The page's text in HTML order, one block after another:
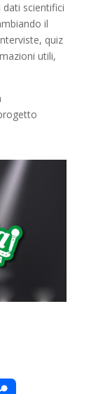
dati scientifici
il
quiz
utili,